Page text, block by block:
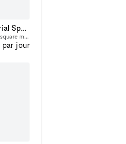
Versatile 600 sqm Ex-Industrial Space in Fashion's Heart
Beautiful space of approximately 600 square meters located in a strategic position, surrounded by prestigious fashion house headquarters. The ex-industrial environment offers a unique style, extremel
par jour